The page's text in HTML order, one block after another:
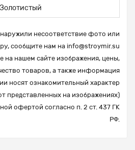
Золотистый
несоответствие фото или
сообщите нам на info@stroymir.su
на нашем сайте изображения, цены,
товаров, а также информация
носят ознакомительный характер
представленных на изображениях)
офертой согласно п. 2 ст. 437 ГК
РФ.